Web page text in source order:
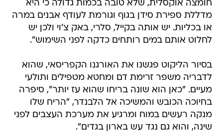
חומצה אוקסלית, שלא טובה בכמות גדולה כי היא
מדללת ספירת סידן בגוף וגורמת לעודף אבנים במרה
או בכליות. יש אותה בקייל, סלרי, באק צ'וי ולכן יש
לחלוט אותם במים רותחים כדקה לפני השימוש".
בסיור הליקוט פגשנו את האורגנו הקפריסאי, שהוא
לדבריה משפר זרימת דם ומחטא מטפילים ותולעי
מעיים. "כאן הוא שונה בריחו שהוא עז יותר", סיפרה
בחיוכה הכובש והמשיכה אל הלבנדר, "הריח שלו
מנקה רעשים במוח ומרגיע את מערכת העצבים לפני
שינה, והוא גם נגד עש בארון בגדים".